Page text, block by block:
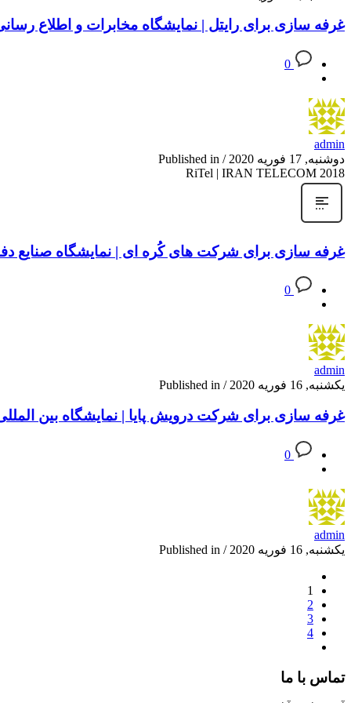
غرفه سازی برای رایتل | نمایشگاه مخابرات و اطلاع رسانی ۹۸ –
0
admin
دوشنبه, 17 فوریه 2020
/
Published in
RiTel | IRAN TELECOM 2018
غرفه سازی برای شرکت های کُره ای | نمایشگاه صنایع دفاعی ۲۰۱۹
0
admin
یکشنبه, 16 فوریه 2020
/
Published in
غرفه سازی برای شرکت درویش پایا | نمایشگاه بین المللی ایران
0
admin
یکشنبه, 16 فوریه 2020
/
Published in
1
2
3
4
تماس با ما